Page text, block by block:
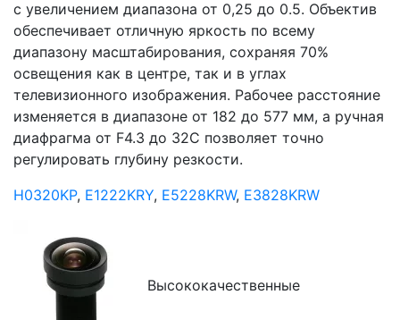
c увеличением диапазона от 0,25 до 0.5. Объектив
обеспечивает отличную яркость по всему
диапазону масштабирования, сохраняя 70%
освещения как в центре, так и в углах
телевизионного изображения. Рабочее расстояние
изменяется в диапазоне от 182 до 577 мм, а ручная
диафрагма от F4.3 до 32C позволяет точно
регулировать глубину резкости.
H0320KP, E1222KRY, E5228KRW, E3828KRW
Высококачественные